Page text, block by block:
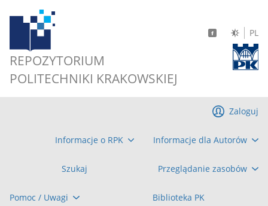
REPOZYTORIUM
POLITECHNIKI KRAKOWSKIEJ
PL
Informacje o RPK Informacje dla Autorów
Szukaj Przeglądanie zasobów
Pomoc / Uwagi Biblioteka PK
Zaloguj